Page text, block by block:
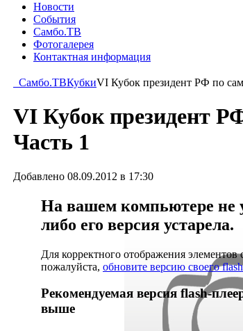
Новости
События
Самбо.ТВ
Фотогалерея
Контактная информация
Самбо.ТВКубкиVI Кубок президент РФ по
VI Кубок президент
Часть 1
Добавлено 08.09.2012 в 17:30
На вашем компьютере не
либо его версия устарела.
Для корректного отображения элементов
пожалуйста, обновите версию своего
Рекомендуемая версия flash-
выше